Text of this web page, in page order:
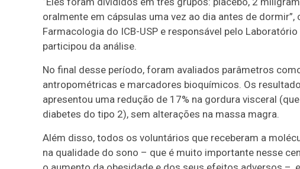
oralmente em cápsulas uma vez ao dia antes de
Farmacologia do ICB-USP e responsável pelo
participou da análise.
No final desse período, foram avaliados parâmetros
antropométricas e marcadores bioquímicos. Os
apresentou uma redução de 17% na gordura visceral
diabetes do tipo 2), sem alterações na massa magra.
Além disso, todos os voluntários que receberam a
na qualidade do sono – que é muito importante nesse